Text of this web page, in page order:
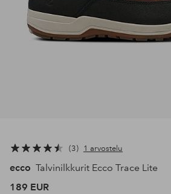
3 1 arvostelu
ecco Talvinilkkurit Ecco Trace Lite
189 EUR